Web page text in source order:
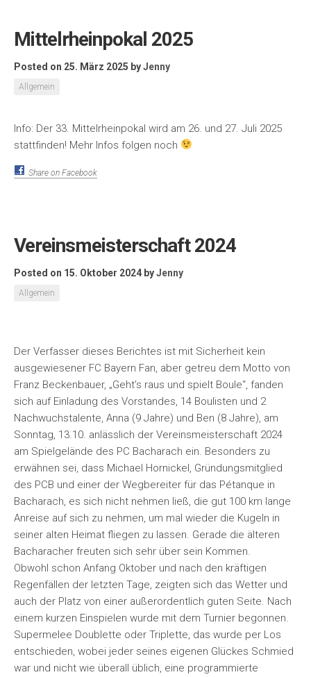
Mittelrheinpokal 2025
Posted on 25. März 2025 byJenny
Allgemein
Info: Der 33. Mittelrheinpokal wird am 26. und 27. Juli 2025
stattfinden! Mehr Infos folgen noch
Share on Facebook
Vereinsmeisterschaft 2024
Posted on 15. Oktober 2024 byJenny
Allgemein
Der Verfasser dieses Berichtes ist mit Sicherheit kein
ausgewiesener FC Bayern Fan, aber getreu dem Motto von
Franz Beckenbauer, „Geht’s raus und spielt Boule“, fanden
sich auf Einladung des Vorstandes, 14 Boulisten und 2
Nachwuchstalente, Anna (9 Jahre) und Ben (8 Jahre), am
Sonntag, 13.10. anlässlich der Vereinsmeisterschaft 2024
am Spielgelände des PC Bacharach ein. Besonders zu
erwähnen sei, dass Michael Hornickel, Gründungsmitglied
des PCB und einer der Wegbereiter für das Pétanque in
Bacharach, es sich nicht nehmen ließ, die gut 100 km lange
Anreise auf sich zu nehmen, um mal wieder die Kugeln in
seiner alten Heimat fliegen zu lassen. Gerade die älteren
Bacharacher freuten sich sehr über sein Kommen.
Obwohl schon Anfang Oktober und nach den kräftigen
Regenfällen der letzten Tage, zeigten sich das Wetter und
auch der Platz von einer außerordentlich guten Seite. Nach
einem kurzen Einspielen wurde mit dem Turnier begonnen.
Supermelee Doublette oder Triplette, das wurde per Los
entschieden, wobei jeder seines eigenen Glückes Schmied
war und nicht wie überall üblich, eine programmierte